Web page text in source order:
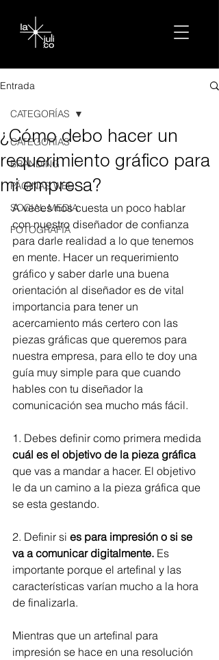
Entrada
CATEGORÍAS
BRANDING
PÁGINAS WEB
SOCIAL MEDIA
FOTOGRAFÍA
CATEGORÍAS
¿Cómo debo hacer un
requerimiento gráfico para
mi empresa?
A veces nos cuesta un poco hablar
con nuestro diseñador de confianza
para darle realidad a lo que tenemos
en mente. Hacer un requerimiento
gráfico y saber darle una buena
orientación al diseñador es de vital
importancia para tener un
acercamiento más certero con las
piezas gráficas que queremos para
nuestra empresa, para ello te doy una
guía muy simple para que cuando
hables con tu diseñador la
comunicación sea mucho más fácil.
1. Debes definir como primera medida
cuál es el objetivo de la pieza gráfica
que vas a mandar a hacer. El objetivo
le da un camino a la pieza gráfica que
se esta gestando.
2. Definir si es para impresión o si se
va a comunicar digitalmente. Es
importante porque el artefinal y las
características varían mucho a la hora
de finalizarla.
Mientras que un artefinal para
impresión se hace en una resolución